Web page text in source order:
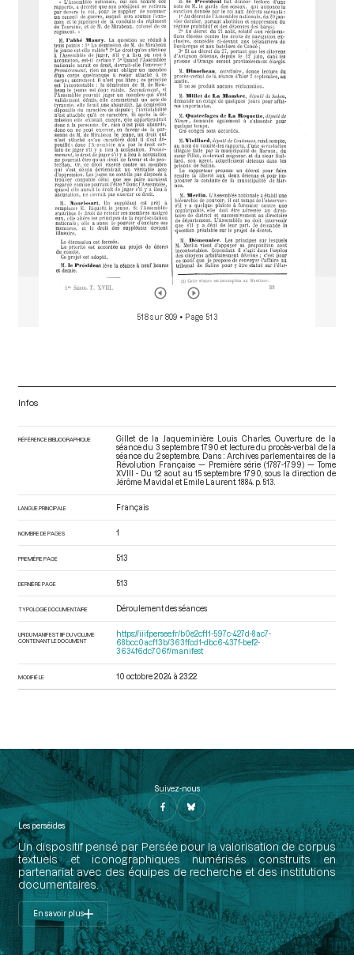
518 sur 809 • Page 513
Infos
RÉFÉRENCE BIBLIOGRAPHIQUE
Gillet de la Jaqueminière Louis Charles. Ouverture de la
séance du 3 septembre 1790 et lecture du procès-verbal de la
séance du 2 septembre. Dans : Archives parlementaires de la
Révolution Française — Première série (1787-1799) — Tome
XVIII - Du 12 aout au 15 septembre 1790 , sous la direction de
Jérôme Mavidal et Emile Laurent. 1884. p. 513.
LANGUE PRINCIPALE Français
NOMBRE DE PAGES 1
PREMIÈRE PAGE 513
DERNIÈRE PAGE 513
TYPOLOGIE DOCUMENTAIRE Déroulement des séances
URI DU MANIFEST IIIF DU VOLUME
CONTENANT LE DOCUMENT
https://iiif.persee.fr/b0e2cf11-597c-427d-8ac7-
68bcc0acf13b/363ffcd1-dbc6-437f-bef2-
3634f6dc706f/manifest
MODIFIÉ LE 10 octobre 2024 à 23:22
Suivez-nous
Les perséides
Un dispositif pensé par Persée pour la valorisation de corpus
textuels et iconographiques numérisés construits en
partenariat avec des équipes de recherche et des institutions
documentaires.
En savoir plus